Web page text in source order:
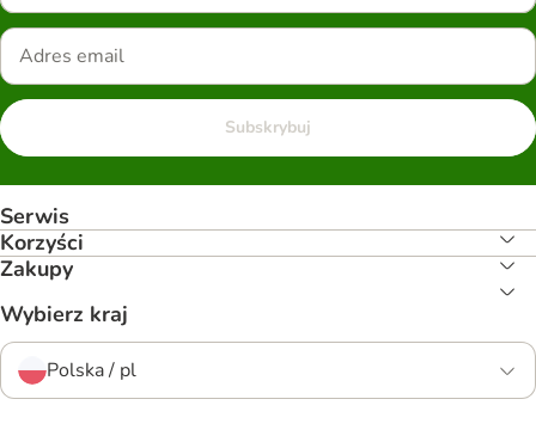
Subskrybuj
Serwis
Korzyści
Zakupy
Wybierz kraj
Polska / pl